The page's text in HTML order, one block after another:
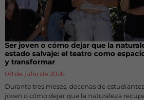
Ser joven o cómo dejar que la
estado salvaje: el teatro como
y transformar
08 de julio de 2026
Durante tres meses, decenas de
joven o cómo dejar que la naturaleza